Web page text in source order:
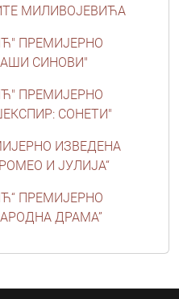
МИЛИВОЈЕВИЋА
ПРЕМИЈЕРНО
СИНОВИ"
ПРЕМИЈЕРНО
СОНЕТИ"
ИЗВЕДЕНА
И ЈУЛИЈА“
ПРЕМИЈЕРНО
ДРАМА”